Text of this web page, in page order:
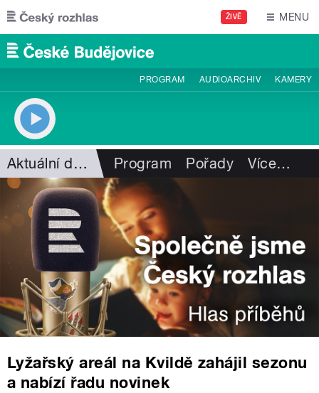
Přejít k hlavnímu obsahu
ŽIVĚ MENU
PROGRAM AUDIOARCHIV KAMERY
Aktuální dění Program Pořady Více…
Lyžařský areál na Kvildě zahájil sezonu
a nabízí řadu novinek